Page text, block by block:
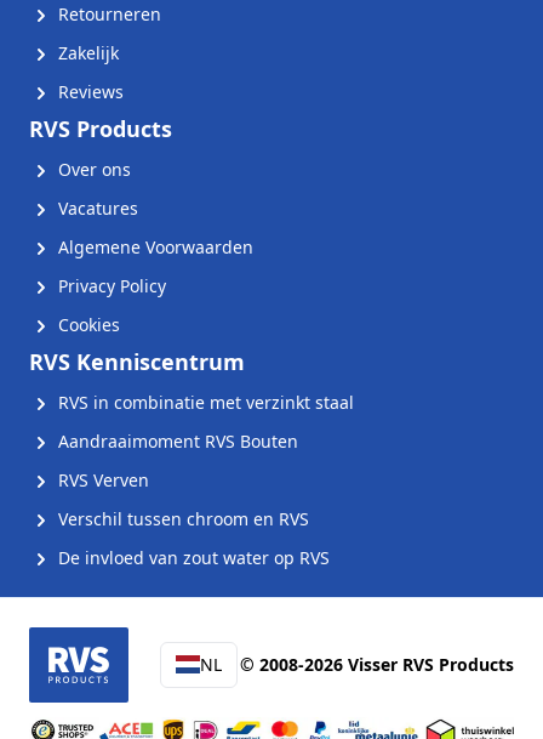
Retourneren
Zakelijk
Reviews
RVS Products
Over ons
Vacatures
Algemene Voorwaarden
Privacy Policy
Cookies
RVS Kenniscentrum
RVS in combinatie met verzinkt staal
Aandraaimoment RVS Bouten
RVS Verven
Verschil tussen chroom en RVS
De invloed van zout water op RVS
NL © 2008-2026 Visser RVS Products